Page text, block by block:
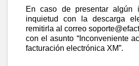
En caso de presentar algún
inquietud con la descarga
remitirla al correo
con el asunto “Inconveniente
facturación electrónica XM”.